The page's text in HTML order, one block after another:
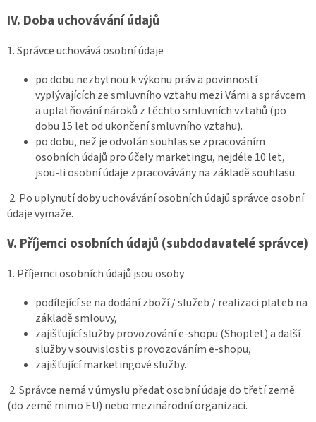
IV. Doba uchovávání údajů
1. Správce uchovává osobní údaje
po dobu nezbytnou k výkonu práv a povinností
vyplývajících ze smluvního vztahu mezi Vámi a správcem
a uplatňování nároků z těchto smluvních vztahů (po
dobu 15 let od ukončení smluvního vztahu).
po dobu, než je odvolán souhlas se zpracováním
osobních údajů pro účely marketingu, nejdéle 10 let,
jsou-li osobní údaje zpracovávány na základě souhlasu.
2. Po uplynutí doby uchovávání osobních údajů správce osobní
údaje vymaže.
V. Příjemci osobních údajů (subdodavatelé správce)
1. Příjemci osobních údajů jsou osoby
podílející se na dodání zboží / služeb / realizaci plateb na
základě smlouvy,
zajišťující služby provozování e-shopu (Shoptet) a další
služby v souvislosti s provozováním e-shopu,
zajišťující marketingové služby.
2. Správce nemá v úmyslu předat osobní údaje do třetí země
(do země mimo EU) nebo mezinárodní organizaci.